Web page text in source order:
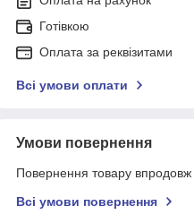
Готівкою
Оплата за реквізитами
Всі умови оплати
Умови повернення
Повернення товару впродовж
Всі умови повернення